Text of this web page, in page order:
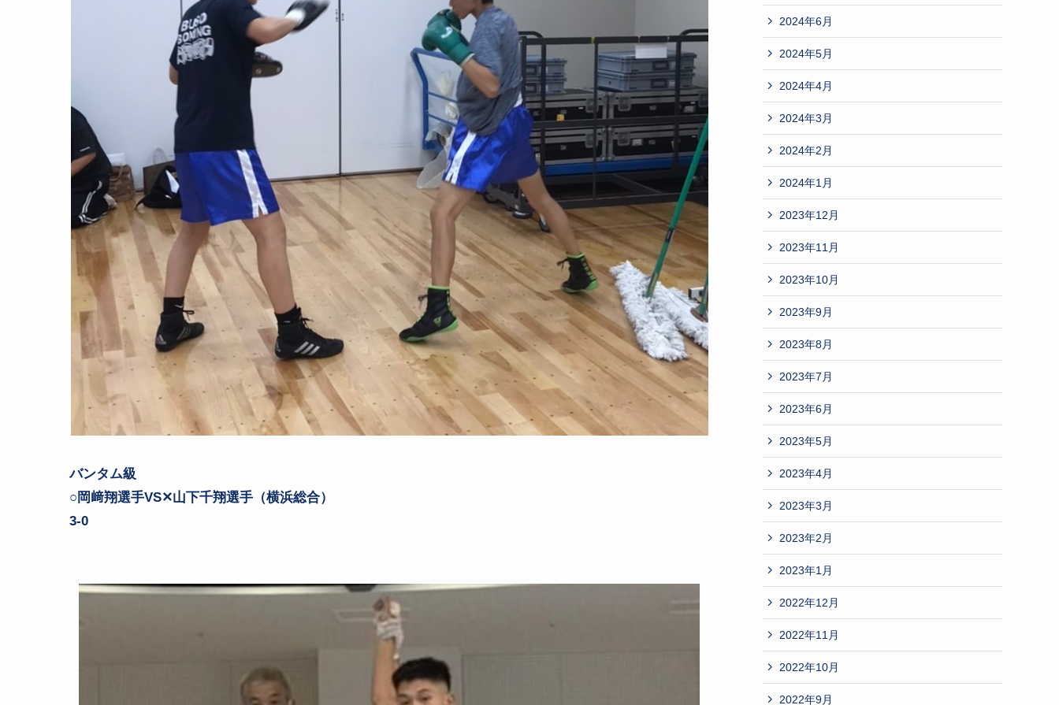
バンタム級
○岡﨑翔選手VS✕山下千翔選手（横浜総合）
3-0
2024年6月
2024年5月
2024年4月
2024年3月
2024年2月
2024年1月
2023年12月
2023年11月
2023年10月
2023年9月
2023年8月
2023年7月
2023年6月
2023年5月
2023年4月
2023年3月
2023年2月
2023年1月
2022年12月
2022年11月
2022年10月
2022年9月